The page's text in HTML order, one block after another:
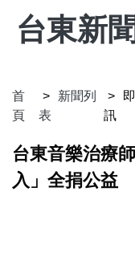
台東新
首
頁
新聞列
表
訊
台東音樂治療
入」全捐公益